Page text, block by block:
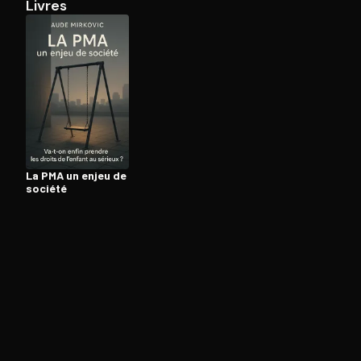
Ouvre l'app Appareil photo, pointe sur le code. C'est
Livres
La PMA un enjeu de
société